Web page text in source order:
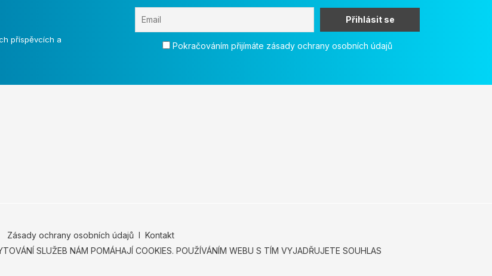
příspěvcích a
Pokračováním přijímáte zásady ochrany osobních údajů
Zásady ochrany osobních údajů Ι Kontakt
SLUŽEB NÁM POMÁHAJÍ COOKIES. POUŽÍVÁNÍM WEBU S TÍM VYJADŘUJETE SOUHLAS